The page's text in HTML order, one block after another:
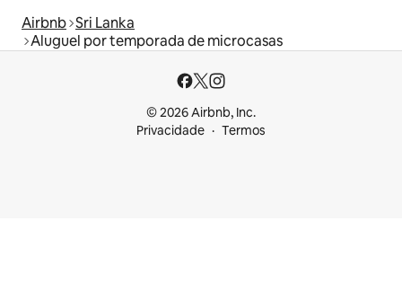
Airbnb Sri Lanka
Aluguel por temporada de microcasas
© 2026 Airbnb, Inc.
Privacidade
Termos